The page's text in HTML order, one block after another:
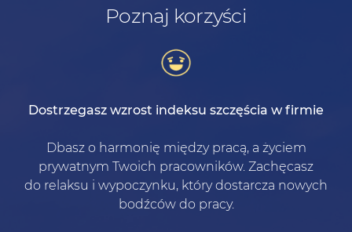
Poznaj korzyści
Dostrzegasz wzrost indeksu szczęścia w firmie
Dbasz o harmonię między pracą, a życiem
prywatnym Twoich pracowników. Zachęcasz
do relaksu i wypoczynku, który dostarcza nowych
bodźców do pracy.